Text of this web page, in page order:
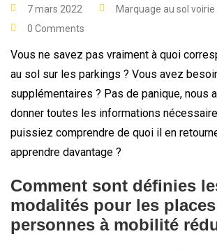
7 mars 2022
Marquage au sol voirie
0 Comments
Vous ne savez pas vraiment à quoi
au sol sur les parkings ? Vous avez
supplémentaires ? Pas de panique, nous
donner toutes les informations
puissiez comprendre de quoi il en
apprendre davantage ?
Comment sont définies
modalités pour les
personnes à mobilité